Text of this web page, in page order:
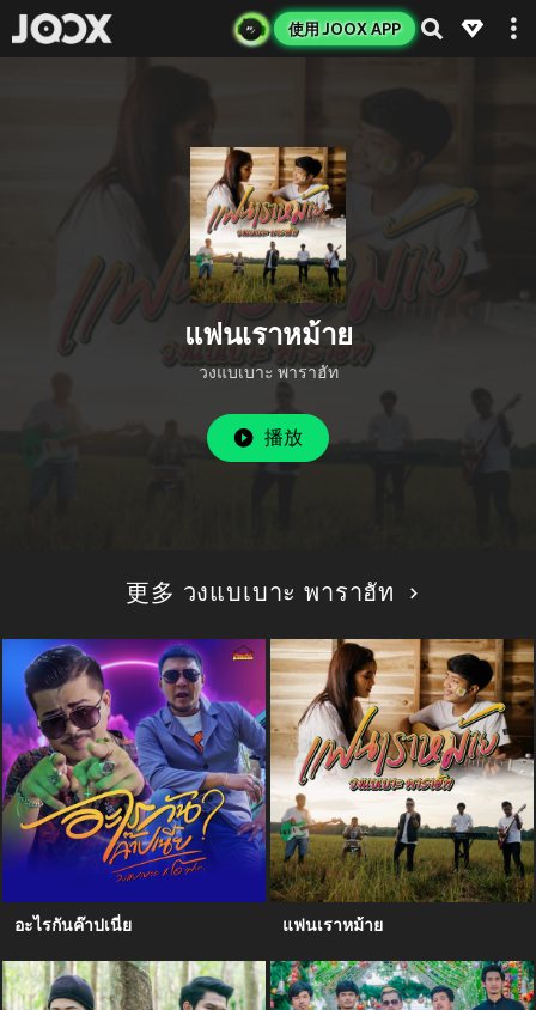
使用 JOOX APP
แฟนเราหม้าย
วงแบเบาะ พาราฮัท
播放
更多 วงแบเบาะ พาราฮัท
อะไรกันค๊าปเนี่ย แฟนเราหม้าย